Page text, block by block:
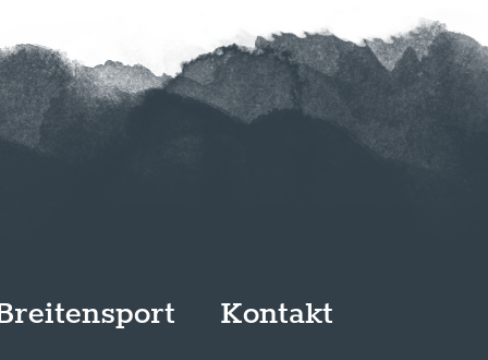
Kontakt